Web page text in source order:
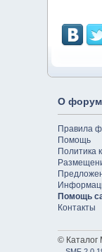
О
Правила
Помощь
Политика
Помощь
Контакты
© Каталог